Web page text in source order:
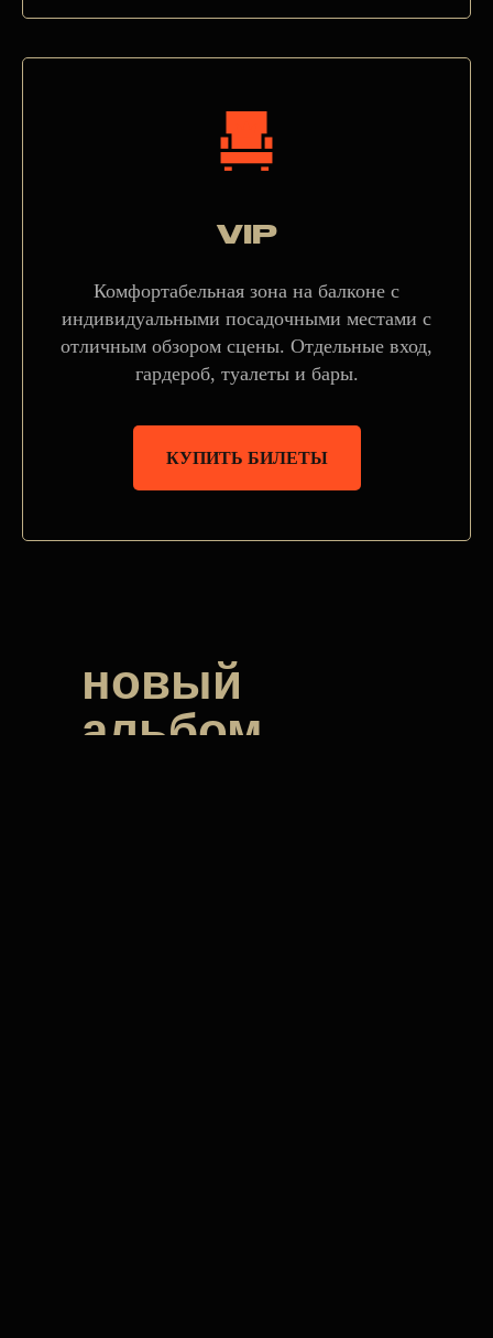
VIP
Комфортабельная зона на балконе с
индивидуальными посадочными местами с
отличным обзором сцены. Отдельные вход,
гардероб, туалеты и бары.
КУПИТЬ БИЛЕТЫ
новый
альбом